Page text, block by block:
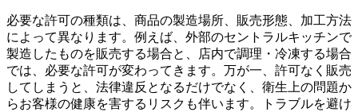
必要な許可の種類は、商品の製造場所、販売形態、加工方法
によって異なります。例えば、外部のセントラルキッチンで
製造したものを販売する場合と、店内で調理・冷凍する場合
では、必要な許可が変わってきます。万が一、許可なく販売
してしまうと、法律違反となるだけでなく、衛生上の問題か
らお客様の健康を害するリスクも伴います。トラブルを避け